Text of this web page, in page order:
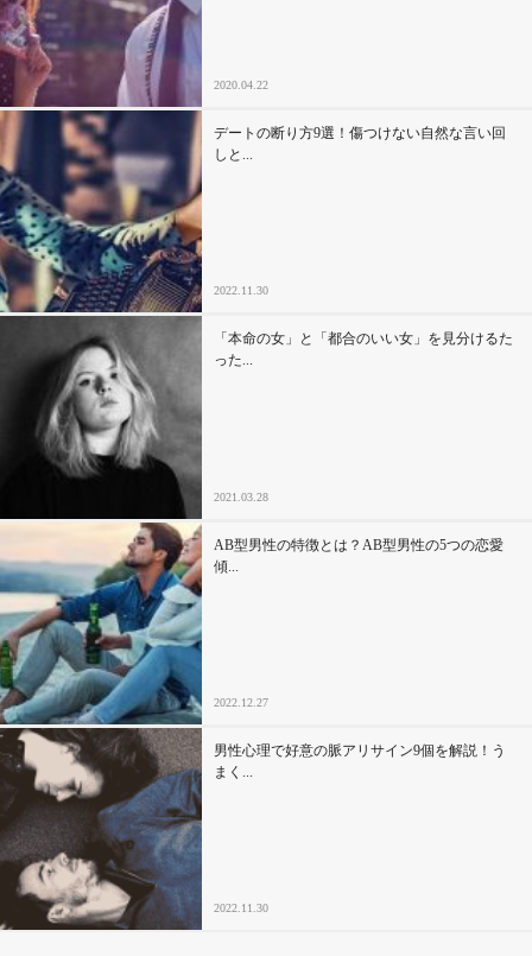
2020.04.22
デートの断り方9選！傷つけない自然な言い回
しと...
2022.11.30
「本命の女」と「都合のいい女」を見分けるた
った...
2021.03.28
AB型男性の特徴とは？AB型男性の5つの恋愛
傾...
2022.12.27
男性心理で好意の脈アリサイン9個を解説！う
まく...
2022.11.30